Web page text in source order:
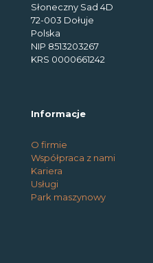
Słoneczny Sad 4D
72-003 Dołuje
Polska
NIP 8513203267
KRS 0000661242
Informacje
O firmie
Współpraca z nami
Kariera
Usługi
Park maszynowy